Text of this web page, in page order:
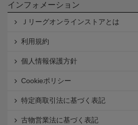
インフォメーション
Ｊリーグオンラインストアとは
利用規約
個人情報保護方針
Cookieポリシー
特定商取引法に基づく表記
古物営業法に基づく表記